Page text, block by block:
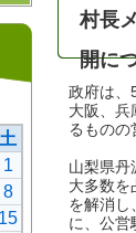
村長
開に
政府は、
大阪、兵
るものの
山梨県丹
大多数を
を解消し
に、公営